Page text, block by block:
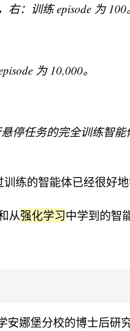
：训练 episode 为 100。
为 10,000。
停任务的完全训练智
练的智能体已经很好
从强化学习中学到的智
安娜堡分校的博士后研